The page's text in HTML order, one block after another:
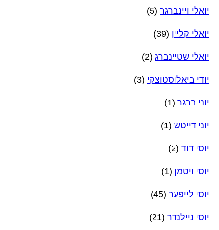
יואלי ויינברגר (5)
יואלי קליין (39)
יואלי שטיינברג (2)
יודי ביאלוסטוצקי (3)
יוני ברגר (1)
יוני דייטש (1)
יוסי דוד (2)
יוסי ויטמן (1)
יוסי לייפער (45)
יוסי ניילנדר (21)